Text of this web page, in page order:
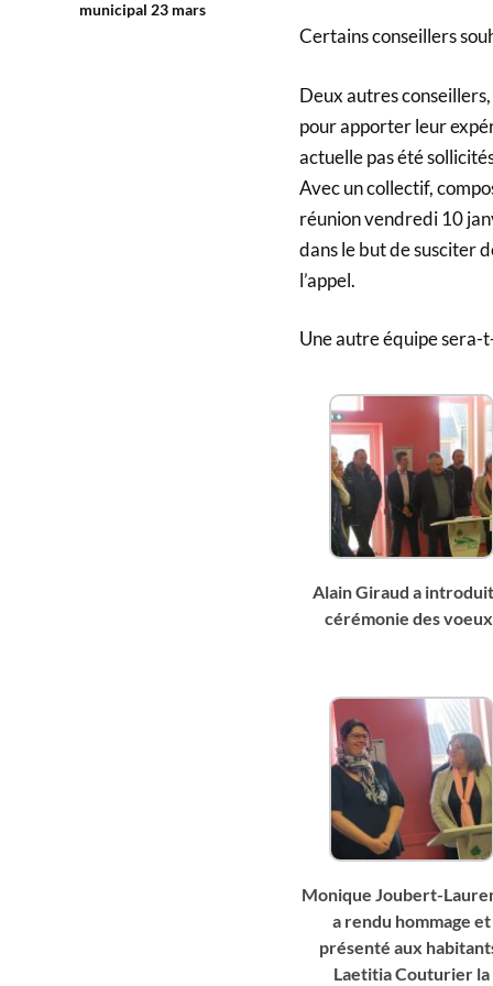
municipal 23 mars
Certains conseillers
Deux autres
pour apporter leur
actuelle pas été
Avec un collectif,
réunion vendredi 10
dans le but de susciter
l’appel.
Une autre équipe sera-
Alain Giraud a
cérémonie des
Monique Joubert-
a rendu hommage et
présenté aux
Laetitia Couturier la